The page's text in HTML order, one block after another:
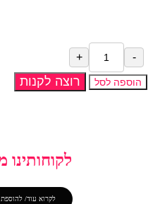
הוספה לסל רוצה לקנות
לקוחותינו
לקרוא עוד/